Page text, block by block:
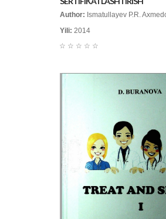
Author: Ismatullayev P.R.
Yili: 2014
☆
☆
☆
☆
☆